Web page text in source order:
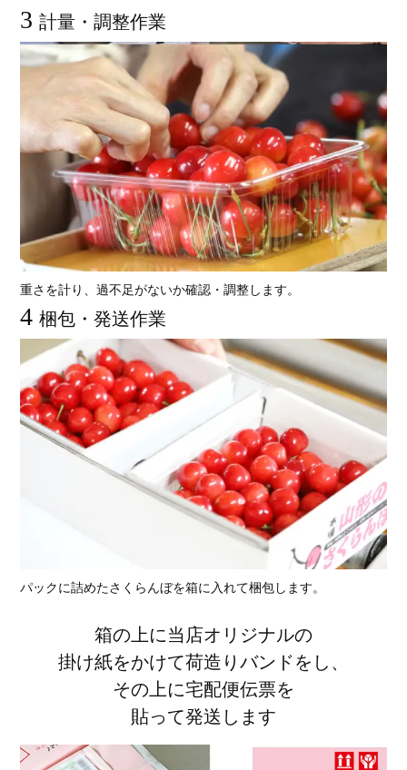
3 計量・調整作業
重さを計り、過不足がないか確認・調整します。
4 梱包・発送作業
パックに詰めたさくらんぼを箱に入れて梱包します。
箱の上に当店オリジナルの
掛け紙をかけて荷造りバンドをし、
その上に宅配便伝票を
貼って発送します